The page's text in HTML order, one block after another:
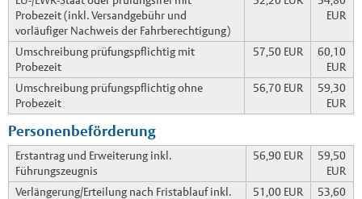
Probezeit (inkl. Versandgebühr und
vorläufiger Nachweis der Fahrberechtigung)
EUR
Umschreibung prüfungspflichtig mit
Probezeit
57,50 EUR
60,10
EUR
Umschreibung prüfungspflichtig ohne
Probezeit
56,70 EUR
59,30
EUR
Personenbeförderung
Erstantrag und Erweiterung inkl.
Führungszeugnis
56,90 EUR
59,50
EUR
Verlängerung/Erteilung nach Fristablauf inkl.
51,00 EUR
53,60